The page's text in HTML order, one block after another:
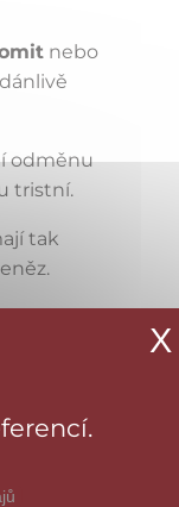
nebo
odměnu
tristní.
tak
X